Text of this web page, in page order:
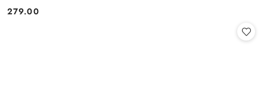
Cena:
279.00